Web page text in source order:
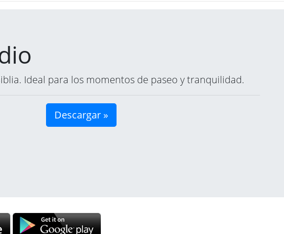
Ideal para los momentos de paseo y tranquilidad.
Descargar »